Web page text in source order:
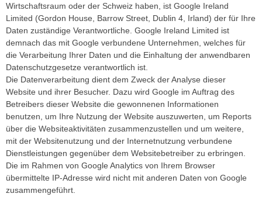
Wirtschaftsraum oder der Schweiz haben, ist Google Ireland
Limited (Gordon House, Barrow Street, Dublin 4, Irland) der für Ihre
Daten zuständige Verantwortliche. Google Ireland Limited ist
demnach das mit Google verbundene Unternehmen, welches für
die Verarbeitung Ihrer Daten und die Einhaltung der anwendbaren
Datenschutzgesetze verantwortlich ist.
Die Datenverarbeitung dient dem Zweck der Analyse dieser
Website und ihrer Besucher. Dazu wird Google im Auftrag des
Betreibers dieser Website die gewonnenen Informationen
benutzen, um Ihre Nutzung der Website auszuwerten, um Reports
über die Websiteaktivitäten zusammenzustellen und um weitere,
mit der Websitenutzung und der Internetnutzung verbundene
Dienstleistungen gegenüber dem Websitebetreiber zu erbringen.
Die im Rahmen von Google Analytics von Ihrem Browser
übermittelte IP-Adresse wird nicht mit anderen Daten von Google
zusammengeführt.